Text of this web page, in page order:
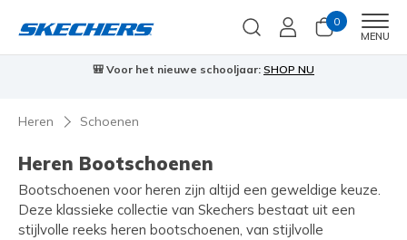
0
MENU
🎒 Voor het nieuwe schooljaar: SHOP NU
Heren Schoenen
Heren Bootschoenen
Bootschoenen voor heren zijn altijd een geweldige keuze.
Deze klassieke collectie van Skechers bestaat uit een
stijlvolle reeks heren bootschoenen, van stijlvolle